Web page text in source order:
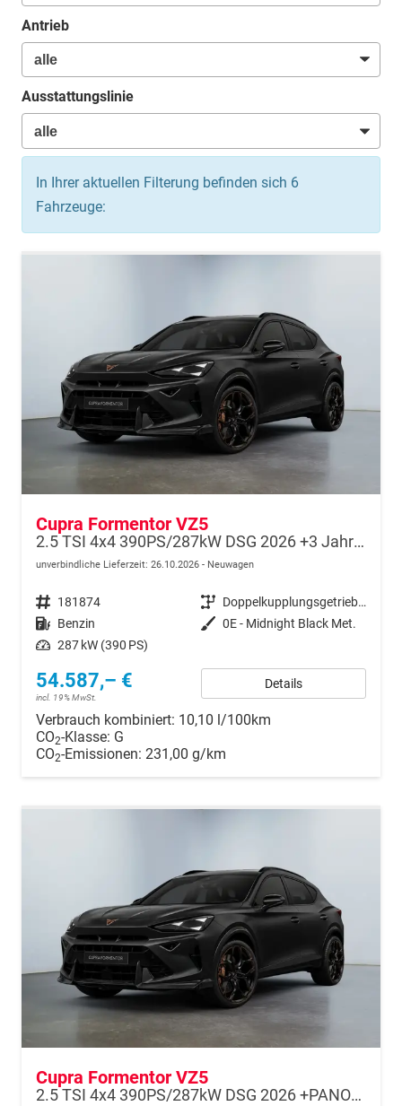
Antrieb
Ausstattungslinie
In Ihrer aktuellen Filterung befinden sich 6
Fahrzeuge:
Cupra Formentor VZ5
2.5 TSI 4x4 390PS/287kW DSG 2026 +3 Jahre Garantie+360+MATRIX
unverbindliche Lieferzeit: 26.10.2026 Neuwagen
Fahrzeugnr. 181874 Getriebe
Doppelkupplungsgetriebe (DSG)
Kraftstoff Benzin Außenfarbe 0E - Midnight Black Met.
Leistung 287 kW (390 PS)
54.587,– €
incl. 19% MwSt.
Details
Verbrauch kombiniert: 10,10 l/100km
CO2-Klasse: G
CO2-Emissionen: 231,00 g/km
Cupra Formentor VZ5
2.5 TSI 4x4 390PS/287kW DSG 2026 +PANO+3 Jahre Garantie+360+MATRIX